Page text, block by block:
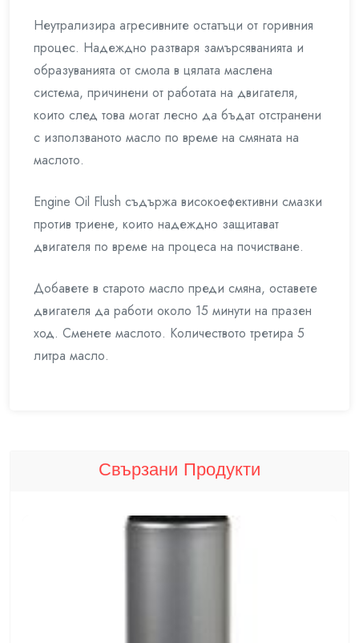
Неутрализира агресивните остатъци от горивния
процес. Надеждно разтваря замърсяванията и
образуванията от смола в цялата маслена
система, причинени от работата на двигателя,
които след това могат лесно да бъдат отстранени
с използваното масло по време на смяната на
маслото.
Engine Oil Flush съдържа високоефективни смазки
против триене, които надеждно защитават
двигателя по време на процеса на почистване.
Добавете в старото масло преди смяна, оставете
двигателя да работи около 15 минути на празен
ход. Сменете маслото. Количеството третира 5
литра масло.
Свързани Продукти